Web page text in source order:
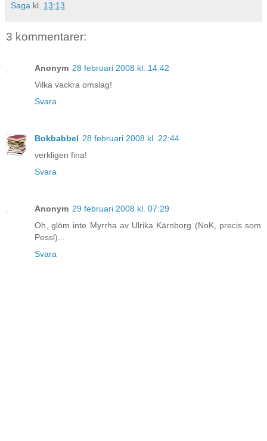
Saga kl. 13:13
3 kommentarer:
Anonym 28 februari 2008 kl. 14:42
Vilka vackra omslag!
Svara
Bokbabbel 28 februari 2008 kl. 22:44
verkligen fina!
Svara
Anonym 29 februari 2008 kl. 07:29
Oh, glöm inte Myrrha av Ulrika Kärnborg (NoK, precis som
Pessl)...
Svara